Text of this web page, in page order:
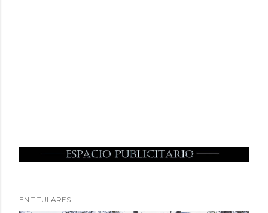
EN TITULARES